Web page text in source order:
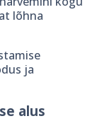
lõhna
ja
alus